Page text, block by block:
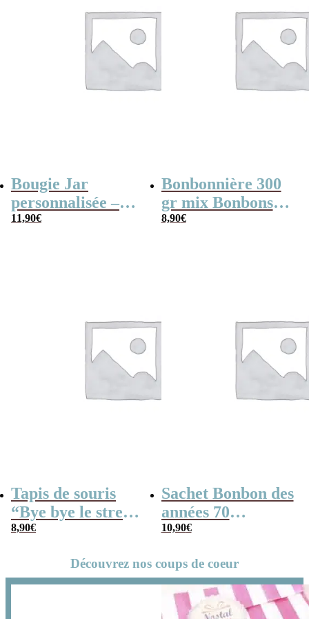
Bougie Jar
personnalisée –
Bonne retraite
11,90€
Bonbonnière 300
gr mix Bonbons
anciens “Bye bye
8,90€
Tapis de souris
“Bye bye le stress,
Bonjour les
retraite” – Cadeau
départ à la
8,90€
Sachet Bonbon des
années 70
personnalisé –
10,90€
Découvrez nos coups de coeur